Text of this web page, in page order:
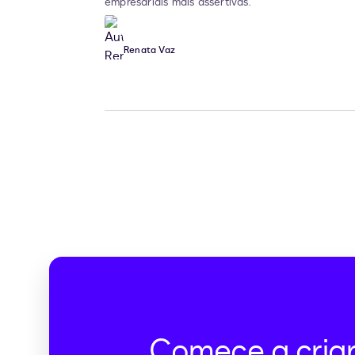
Renata Vaz